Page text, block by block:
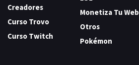
Creadores
Curso Trovo
Curso Twitch
Monetiza Tu Web
Otros
Pokémon